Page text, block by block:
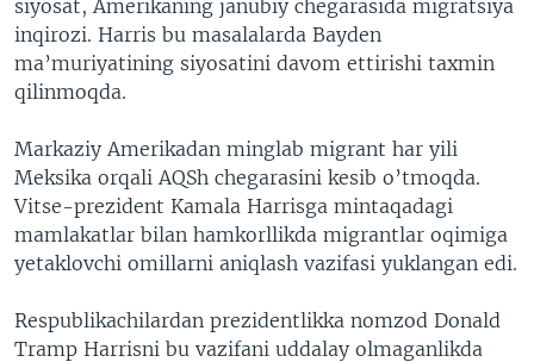
siyosat, Amerikaning janubiy chegarasida migratsiya
inqirozi. Harris bu masalalarda Bayden
ma’muriyatining siyosatini davom ettirishi taxmin
qilinmoqda.
Markaziy Amerikadan minglab migrant har yili
Meksika orqali AQSh chegarasini kesib o’tmoqda.
Vitse-prezident Kamala Harrisga mintaqadagi
mamlakatlar bilan hamkorllikda migrantlar oqimiga
yetaklovchi omillarni aniqlash vazifasi yuklangan edi.
Respublikachilardan prezidentlikka nomzod Donald
Tramp Harrisni bu vazifani uddalay olmaganlikda